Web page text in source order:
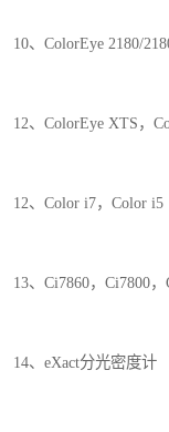
10、ColorEye 2180/
12、ColorEye XTS，
12、Color i7，Color i5
13、Ci7860，Ci7800
14、eXact分光密度计